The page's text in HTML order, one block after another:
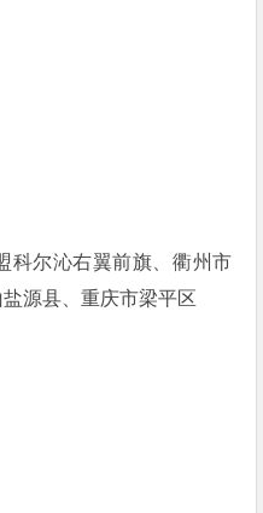
科尔沁右翼前旗、衢州市
源县、重庆市梁平区